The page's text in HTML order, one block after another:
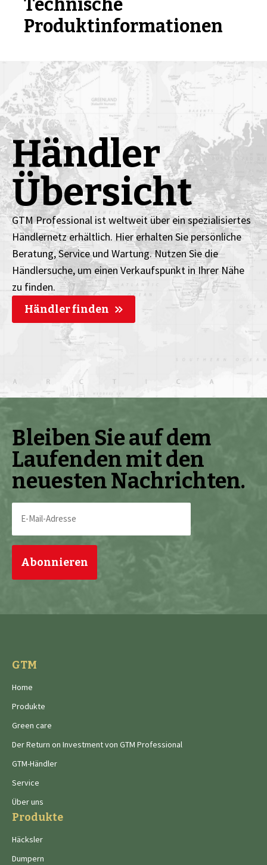
Technische
Produktinformationen
Händler
Übersicht
GTM Professional ist weltweit über ein spezialisiertes
Händlernetz erhältlich. Hier erhalten Sie persönliche
Beratung, Service und Wartung. Nutzen Sie die
Händlersuche, um einen Verkaufspunkt in Ihrer Nähe
zu finden.
Händler finden
Bleiben Sie auf dem
Laufenden mit den
neuesten Nachrichten.
Mail-
Adresse
GTM
Home
Produkte
Green care
Der Return on Investment von GTM Professional
GTM-Händler
Service
Über uns
Produkte
Häcksler
Dumpern